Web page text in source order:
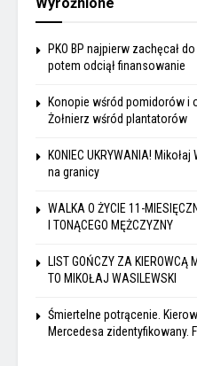
PKO BP najpierw zachęcał
potem odciął finansowanie
Konopie wśród pomidorów i
Żołnierz wśród plantatorów
KONIEC UKRYWANIA!
na granicy
WALKA O ŻYCIE 11-
I TONĄCEGO MĘŻCZYZNY
LIST GOŃCZY ZA KIEROWCĄ
TO MIKOŁAJ WASILEWSKI
Śmiertelne potrącenie.
Mercedesa zidentyfikowany.